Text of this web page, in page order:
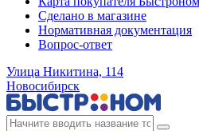
Сделано в магазине
Нормативная документация
Вопрос-ответ
Улица Никитина, 114
Новосибирск